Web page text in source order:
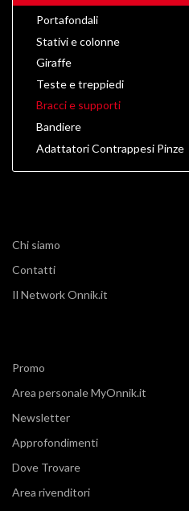
Portafondali
Stativi e colonne
Giraffe
Teste e treppiedi
Bracci e supporti
Bandiere
Adattatori Contrappesi Pinze
Chi siamo
Contatti
Il Network Onnik.it
Promo
Area personale MyOnnik.it
Newsletter
Approfondimenti
Dove Trovare
Area rivenditori